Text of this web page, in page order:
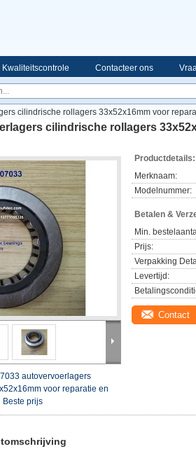
Kwaliteitscontrole Contacteer ons
cilindrische rollagers 33x52x16mm voor
cilindrische rollagers
autovervoerlagers
voor reparatie en
Beste prijs
Productdetails:
Merknaam:
Modelnummer:
Betalen &
Min.
Prijs:
Verpakking
Levertijd:
Contact